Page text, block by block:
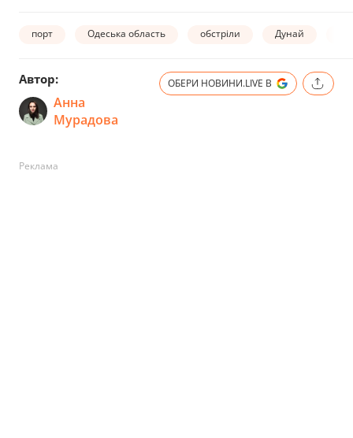
порт Одеська область обстріли Дунай
Автор:
Анна
Мурадова
ОБЕРИ НОВИНИ.LIVE В
Реклама